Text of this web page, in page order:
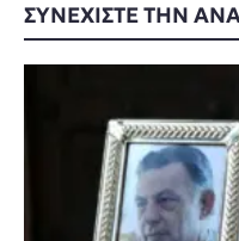
ΣΥΝΕΧΙΣΤΕ ΤΗΝ